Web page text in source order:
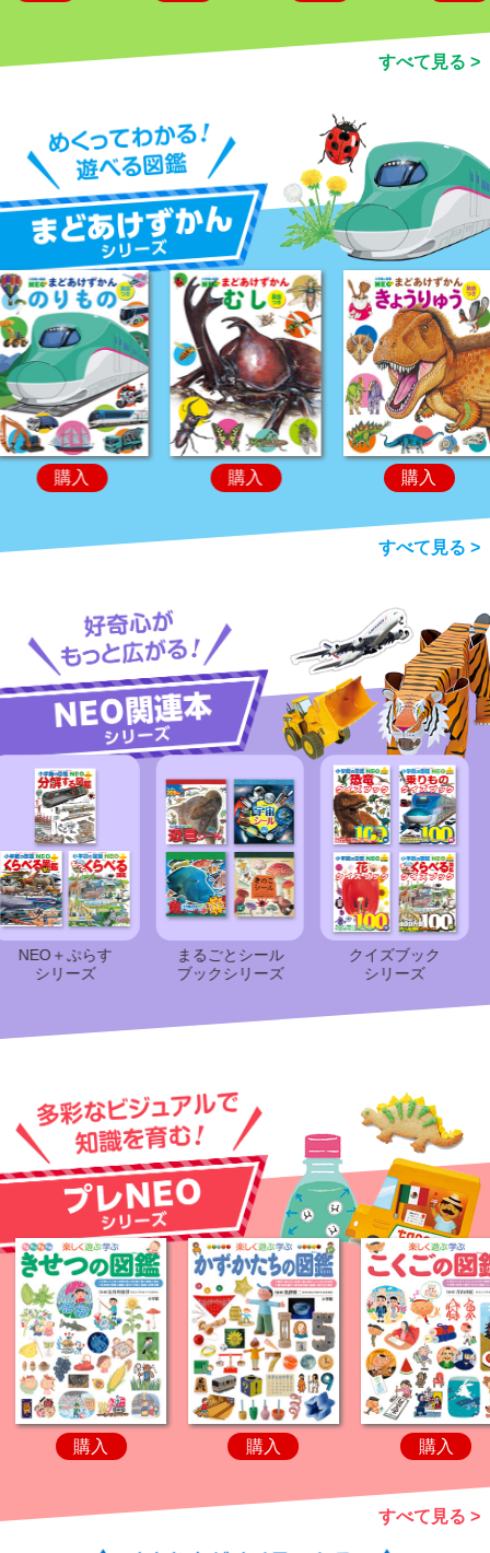
すべて見る >
購入
購入
購入
すべて見る >
＋ぷらす
シリーズ
まるごとシール
ブックシリーズ
クイズブック
シリーズ
購入
購入
購入
すべて見る >